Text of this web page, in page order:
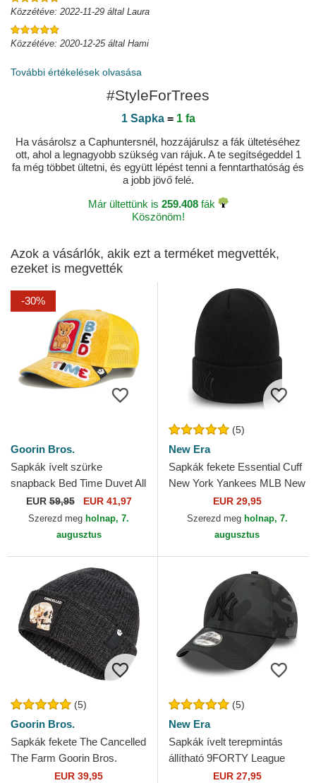
Közzétéve: 2022-11-29 által Laura
Közzétéve: 2020-12-25 által Hami
További értékelések olvasása
#StyleForTrees
1 Sapka= 1 fa
Ha vásárolsz a Caphuntersnél, hozzájárulsz a fák ültetéséhez
ott, ahol a legnagyobb szükség van rájuk. A te segítségeddel 1
fa még többet ültetni, és együtt lépést tenni a fenntarthatóság és
a jobb jövő felé.
Már ültettünk is 259.408fák
Köszönöm!
Azok a vásárlók, akik ezt a terméket megvették,
ezeket is megvették
-30%
Goorin Bros.
Sapkák ívelt szürke
snapback Bed Time Duvet All
Det Happy Thoughts The
Farm Goorin Bros.
EUR59,95 EUR 41,97
Szerezd meg holnap, 7.
augusztus
(5)
New Era
Sapkák fekete Essential Cuff
New York Yankees MLB New
EUR 29,95
Szerezd meg holnap, 7.
augusztus
(5)
Goorin Bros.
Sapkák fekete The Cancelled
The Farm Goorin Bros.
EUR 39,95
(5)
New Era
Sapkák ívelt terepmintás
állítható 9FORTY League
Essential New York Yankees
EUR 27,95